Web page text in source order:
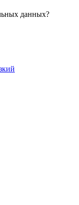
данных?